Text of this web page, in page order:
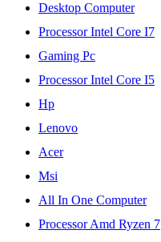
Desktop Computer
Processor Intel Core I7
Gaming Pc
Processor Intel Core I5
Hp
Lenovo
Acer
Msi
All In One Computer
Processor Amd Ryzen 7